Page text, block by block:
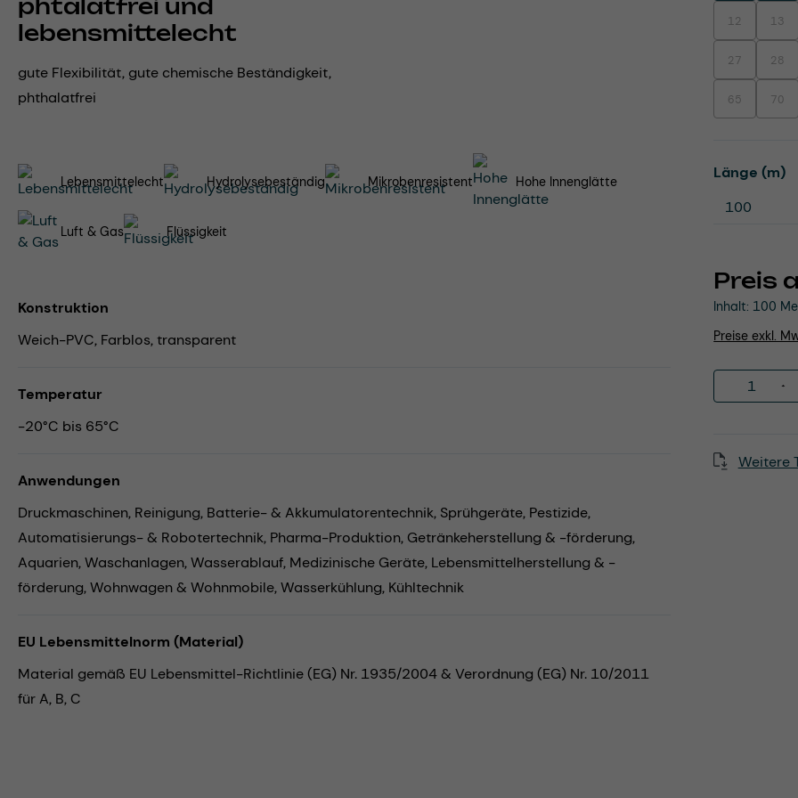
phtalatfrei und
lebensmittelecht
gute Flexibilität, gute chemische Beständigkeit,
phthalatfrei
Preis
Inhalt: 100
Preise exkl.
12(Diese Option
13
27(Diese Option
28
65(Diese 70
Länge (m)
Weitere
Lebensmittelecht Hydrolysebeständig Mikrobenresistent Hohe Innenglätte
Luft & Gas Flüssigkeit
Konstruktion
Weich-PVC, Farblos, transparent
Temperatur
-20°C bis 65°C
Anwendungen
Druckmaschinen, Reinigung, Batterie- & Akkumulatorentechnik, Sprühgeräte, Pestizide,
Automatisierungs- & Robotertechnik, Pharma-Produktion, Getränkeherstellung & -förderung,
Aquarien,Waschanlagen,Wasserablauf, Medizinische Geräte, Lebensmittelherstellung & -
förderung,Wohnwagen & Wohnmobile,Wasserkühlung, Kühltechnik
EU Lebensmittelnorm (Material)
Material gemäß EU Lebensmittel-Richtlinie (EG) Nr. 1935/2004 & Verordnung (EG) Nr. 10/2011
für A, B, C